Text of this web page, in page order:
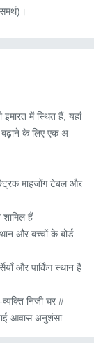
इमारत में स्थित हैं, यहां
के लिए एक अ
माहजोंग टेबल और
हैं
और बच्चों के बोर्ड
और पार्किंग स्थान है
निजी घर #
आवास अनुशंसा